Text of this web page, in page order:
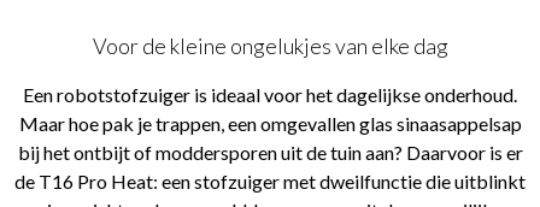
Voor de kleine ongelukjes van elke dag
Een robotstofzuiger is ideaal voor het dagelijkse onderhoud.
Maar hoe pak je trappen, een omgevallen glas sinaasappelsap
bij het ontbijt of moddersporen uit de tuin aan? Daarvoor is er
de T16 Pro Heat: een stofzuiger met dweilfunctie die uitblinkt